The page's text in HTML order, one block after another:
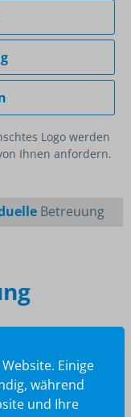
Logo werden
Ihnen anfordern.
Betreuung
Einige
während
und Ihre